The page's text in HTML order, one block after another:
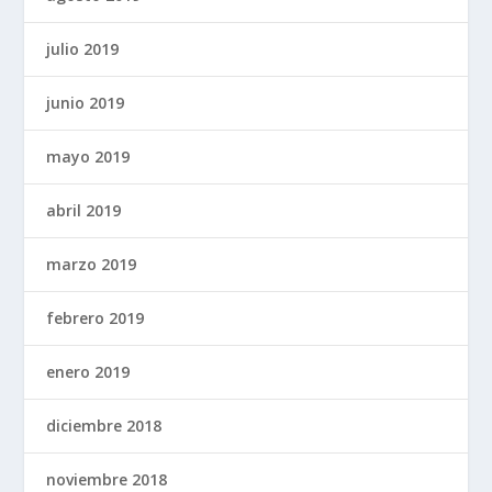
julio 2019
junio 2019
mayo 2019
abril 2019
marzo 2019
febrero 2019
enero 2019
diciembre 2018
noviembre 2018